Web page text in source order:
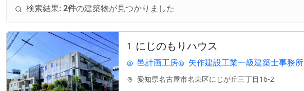
検索結果: 2件の建築物が見つかりました
1 にじのもりハウス
邑計画工房 矢作建設工業一級建築士事務所
愛知県名古屋市名東区にじが丘三丁目16-2